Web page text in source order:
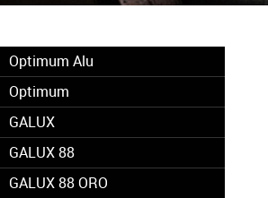
Optimum Alu
Optimum
GALUX
GALUX 88
GALUX 88 ORO